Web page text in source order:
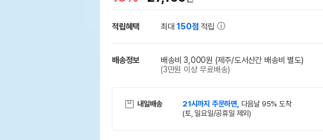
적립혜택 최대150점 적립
배송정보 배송비 3,000원 (제주/도서산간 배송비 별도)
(3만원 이상 무료배송)
내일배송 21시까지 주문하면, 다음날 95% 도착
(토, 일요일/공휴일 제외)